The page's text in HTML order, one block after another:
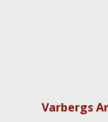
Varbergs